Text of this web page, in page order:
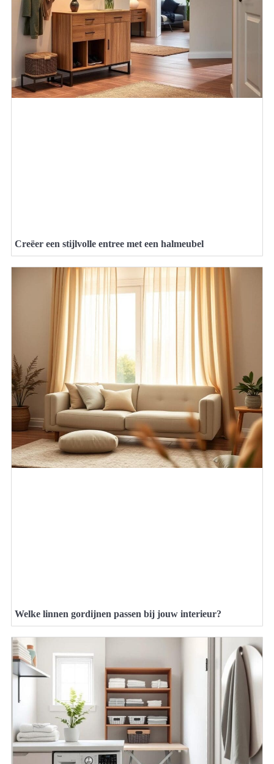
Creëer een stijlvolle entree met een halmeubel
Welke linnen gordijnen passen bij jouw interieur?